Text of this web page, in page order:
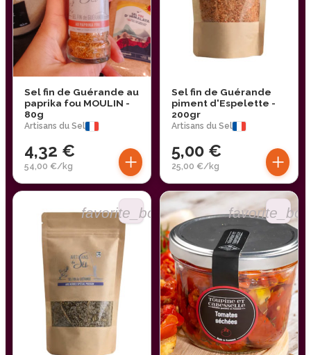
Sel fin de Guérande au
paprika fou MOULIN -
80g
Artisans du Sel
4,32 €
54,00 €/kg +
Sel fin de Guérande
piment d'Espelette -
200gr
Artisans du Sel
5,00 €
25,00 €/kg +
favorite_border